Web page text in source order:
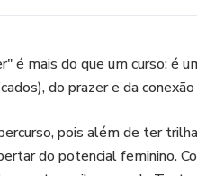
é mais do que um curso: é
do prazer e da
pois além de ter
do potencial feminino.